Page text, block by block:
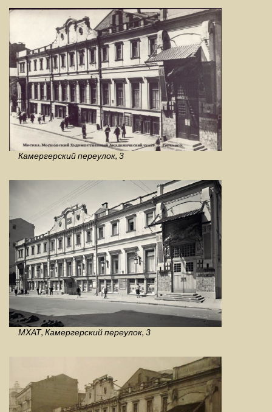
Камергерский переулок, 3
МХАТ, Камергерский переулок, 3